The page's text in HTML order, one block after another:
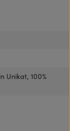
Unikat, 100%